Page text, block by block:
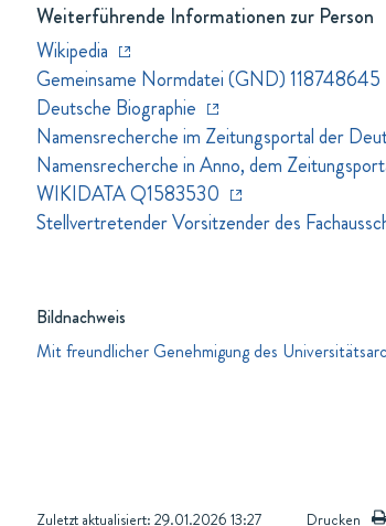
Weiterführende Informationen zur Person
Wikipedia
Gemeinsame Normdatei (GND) 118748645
Deutsche Biographie
Namensrecherche im Zeitungsportal der
Namensrecherche in Anno, dem
WIKIDATA Q1583530
Stellvertretender Vorsitzender des
Bildnachweis
Mit freundlicher Genehmigung des
Zuletzt aktualisiert: 29.01.2026 13:27 Drucken